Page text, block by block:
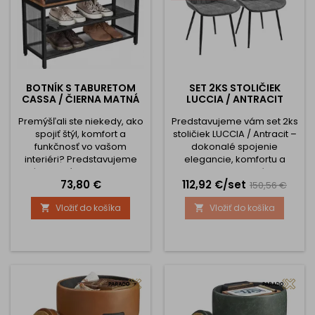
BOTNÍK S TABURETOM
CASSA / ČIERNA MATNÁ
Premýšľali ste niekedy, ako
spojiť štýl, komfort a
funkčnosť vo vašom
interiéri? Predstavujeme
vám Botník s taburetom
CASSA / Čierna matná –
ideálne riešenie pre každú
chodbu, kanceláriu,
recepciu či obchod. Tento
sebe spája najlepšie
dizajnu a praktického
využitia. Kľúčové vlastnosti:
Cena
73,80 €
 Vložiť do košíka
SET 2KS STOLIČIEK
LUCCIA / ANTRACIT
Predstavujeme vám set 2ks
stoličiek LUCCIA / Antracit –
dokonalé spojenie
elegancie, komfortu a
odolnosti, ktoré si
zamilujete na prvý pohľad.
Prémiová kvalita Tieto
jedálenské stoličky LUCCIA
sú navrhnuté tak, aby
najnáročnejších
proti poškriabaniu
zaručuje, že vaše stoličky
Cena
112,92 €/set Základná
cena
150,56 €
 Vložiť do košíka